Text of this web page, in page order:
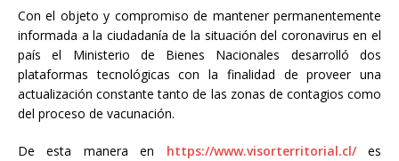
Con el objeto y compromiso de mantener permanentemente
informada a la ciudadanía de la situación del coronavirus en el
país el Ministerio de Bienes Nacionales desarrolló dos
plataformas tecnológicas con la finalidad de proveer una
actualización constante tanto de las zonas de contagios como
del proceso de vacunación.
De esta manera en https://www.visorterritorial.cl/es